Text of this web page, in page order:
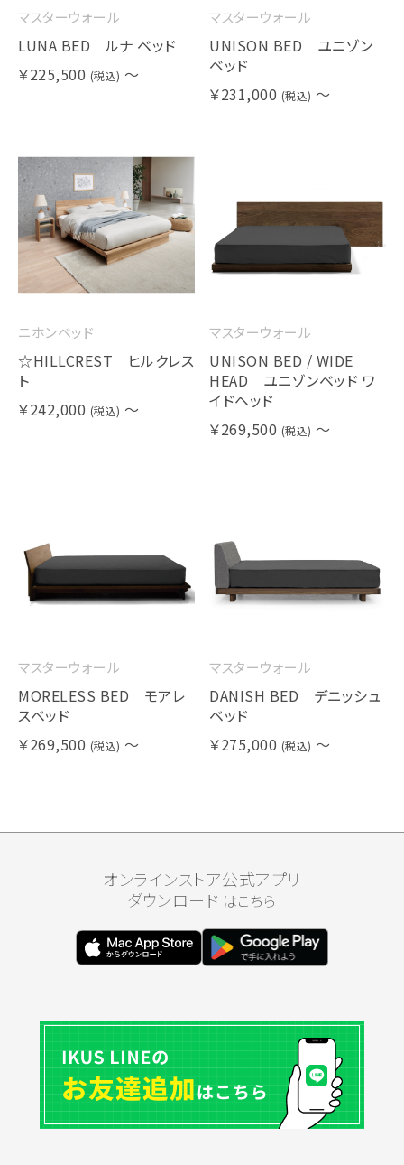
マスターウォール
LUNA BED ルナ ベッド
￥225,500 (税込) ～
マスターウォール
UNISON BED ユニゾン
ベッド
￥231,000 (税込) ～
ニホンベッド
☆HILLCREST ヒルクレス
ト
￥242,000 (税込) ～
マスターウォール
UNISON BED / WIDE
HEAD ユニゾンベッド ワ
イドヘッド
￥269,500 (税込) ～
マスターウォール
MORELESS BED モアレ
スベッド
￥269,500 (税込) ～
マスターウォール
DANISH BED デニッシュ
ベッド
￥275,000 (税込) ～
オンラインストア公式アプリ
ダウンロード はこちら